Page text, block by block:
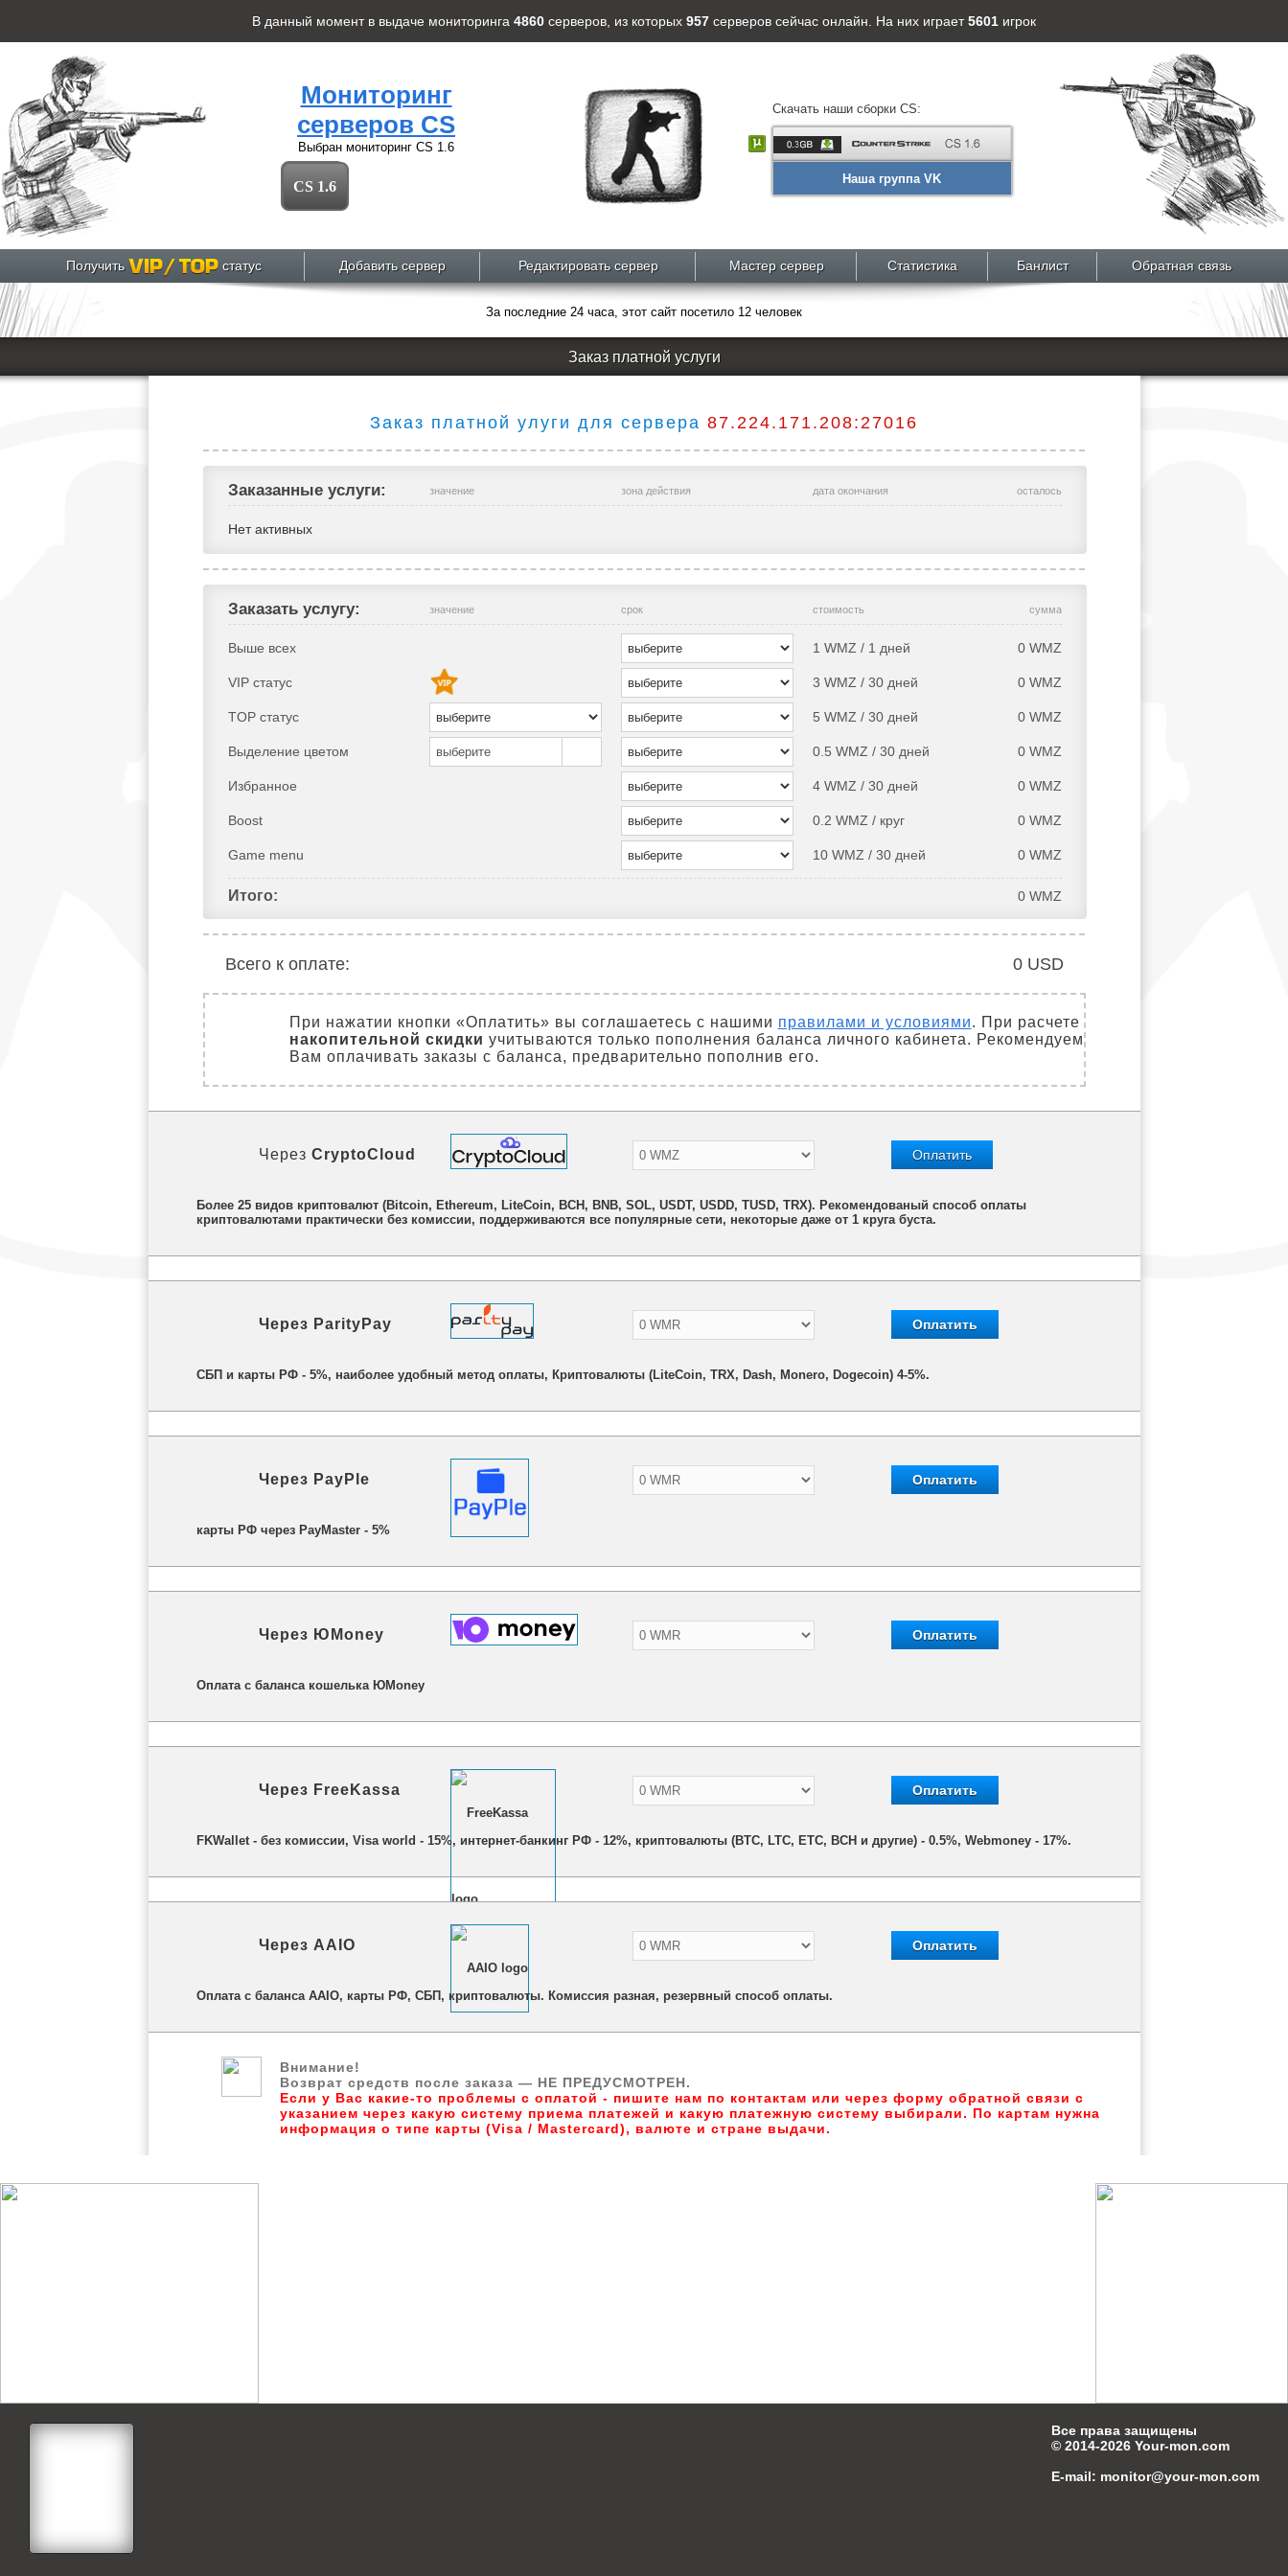
В данный момент в выдаче мониторинга 4860 серверов , из которых 957 серверов сейчас онлайн. На них играет5601 игрок
Мониторинг
серверов CS
Выбран мониторинг CS 1.6
CS 1.6
Скачать наши сборки CS:
Наша группа VK
Получить статус Добавить сервер Редактировать сервер Мастер сервер Статистика Банлист Обратная связь
За последние 24 часа, этот сайт посетило 12 человек
Заказ платной услуги
Заказ платной улуги для сервера 87.224.171.208:27016
Заказанные услуги: значение зона действия дата окончания осталось
Нет активных
Заказать услугу: значение срок стоимость сумма
Выше всех 1 WMZ / 1 дней 0WMZ
VIP статус 3 WMZ / 30 дней 0WMZ
TOP статус 5 WMZ / 30 дней 0WMZ
Выделение цветом выберите 0.5 WMZ / 30 дней 0WMZ
Избранное 4 WMZ / 30 дней 0WMZ
Boost 0.2 WMZ / круг 0WMZ
Game menu 10 WMZ / 30 дней 0WMZ
Итого: 0WMZ
Всего к оплате: 0USD
При нажатии кнопки «Оплатить» вы соглашаетесь с нашими правилами и условиями. При расчете
накопительной скидки учитываются только пополнения баланса личного кабинета. Рекомендуем
Вам оплачивать заказы с баланса, предварительно пополнив его.
Через CryptoCloud Оплатить
Более 25 видов криптовалют (Bitcoin, Ethereum, LiteCoin, BCH, BNB, SOL, USDT, USDD, TUSD, TRX). Рекомендованый способ оплаты
криптовалютами практически без комиссии, поддерживаются все популярные сети, некоторые даже от 1 круга буста.
Через ParityPay Оплатить
СБП и карты РФ - 5%, наиболее удобный метод оплаты, Криптовалюты (LiteCoin, TRX, Dash, Monero, Dogecoin) 4-5%.
Через PayPle Оплатить
карты РФ через PayMaster - 5%
Через ЮMoney Оплатить
Оплата с баланса кошелька ЮMoney
Через FreeKassa Оплатить
FKWallet - без комиссии, Visa world - 15%, интернет-банкинг РФ - 12%, криптовалюты (BTC, LTC, ETC, BCH и другие) - 0.5%, Webmoney - 17%.
Через AAIO Оплатить
Оплата с баланса AAIO, карты РФ, СБП, криптовалюты. Комиссия разная, резервный способ оплаты.
Внимание!
Возврат средств после заказа — НЕ ПРЕДУСМОТРЕН.
Если у Вас какие-то проблемы с оплатой - пишите нам по контактам или через форму обратной связи с
указанием через какую систему приема платежей и какую платежную систему выбирали. По картам нужна
информация о типе карты (Visa / Mastercard), валюте и стране выдачи.
Все права защищены
© 2014-2026 Your-mon.com
E-mail: monitor@your-mon.com